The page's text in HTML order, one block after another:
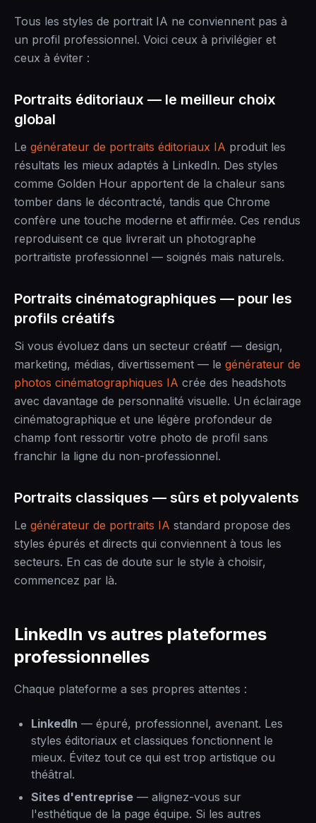
Tous les styles de portrait IA ne conviennent pas à
un profil professionnel. Voici ceux à privilégier et
ceux à éviter :
Portraits éditoriaux — le meilleur choix
global
Le générateur de portraits éditoriaux IA produit les
résultats les mieux adaptés à LinkedIn. Des styles
comme Golden Hour apportent de la chaleur sans
tomber dans le décontracté, tandis que Chrome
confère une touche moderne et affirmée. Ces rendus
reproduisent ce que livrerait un photographe
portraitiste professionnel — soignés mais naturels.
Portraits cinématographiques — pour les
profils créatifs
Si vous évoluez dans un secteur créatif — design,
marketing, médias, divertissement — le générateur de
photos cinématographiques IA crée des headshots
avec davantage de personnalité visuelle. Un éclairage
cinématographique et une légère profondeur de
champ font ressortir votre photo de profil sans
franchir la ligne du non-professionnel.
Portraits classiques — sûrs et polyvalents
Le générateur de portraits IA standard propose des
styles épurés et directs qui conviennent à tous les
secteurs. En cas de doute sur le style à choisir,
commencez par là.
LinkedIn vs autres plateformes
professionnelles
Chaque plateforme a ses propres attentes :
LinkedIn — épuré, professionnel, avenant. Les
styles éditoriaux et classiques fonctionnent le
mieux. Évitez tout ce qui est trop artistique ou
théâtral.
Sites d'entreprise — alignez-vous sur
l'esthétique de la page équipe. Si les autres